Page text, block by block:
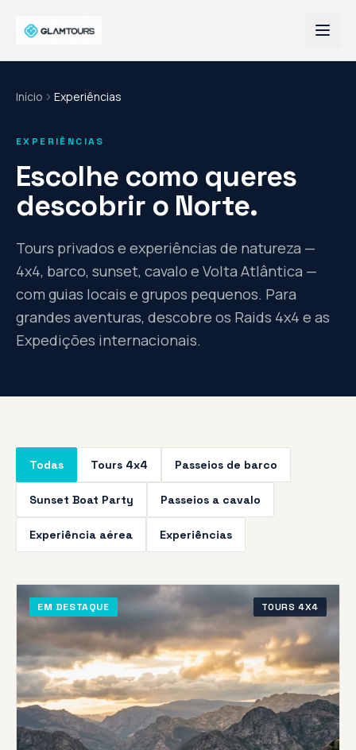
Início Experiências
EXPERIÊNCIAS
Escolhe como queres
descobrir o Norte.
Tours privados e experiências de natureza —
4x4, barco, sunset, cavalo e Volta Atlântica —
com guias locais e grupos pequenos. Para
grandes aventuras, descobre os Raids 4x4 e as
Expedições internacionais.
Todas Tours 4x4 Passeios de barco
Sunset Boat Party Passeios a cavalo
Experiência aérea Experiências
EM DESTAQUE TOURS 4X4